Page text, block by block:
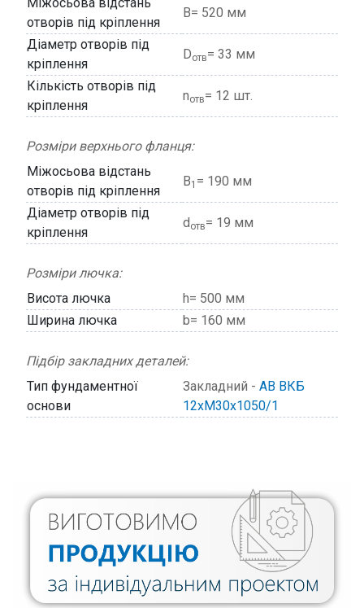
отворів під кріплення
В= 520 мм
Діаметр отворів під
кріплення
Dотв= 33 мм
Кількість отворів під
кріплення
nотв= 12 шт.
Розміри верхнього фланця:
Міжосьова відстань
отворів під кріплення
В1 = 190 мм
Діаметр отворів під
кріплення
dотв= 19 мм
Розміри лючка:
Висота лючка
h= 500 мм
Ширина лючка
b= 160 мм
Підбір закладних деталей:
Тип фундаментної
основи
Закладний - АВ ВКБ
12хМ30х1050/1